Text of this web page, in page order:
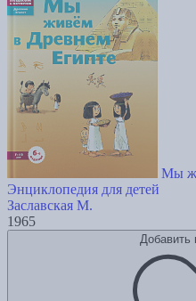
Мы
Энциклопедия для детей
Заславская М.
1965
Добавить